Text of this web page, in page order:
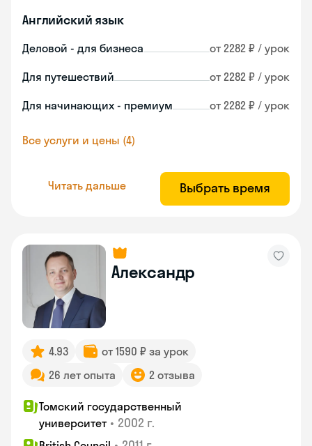
Английский язык
Деловой - для бизнеса от 2282 ₽ / урок
Для путешествий от 2282 ₽ / урок
Для начинающих - премиум от 2282 ₽ / урок
Все услуги и цены (4)
Читать дальше Выбрать время
Александр
4.93
от 1590 ₽ за урок
26 лет опыта
2 отзыва
Томский государственный
университет • 2002 г.